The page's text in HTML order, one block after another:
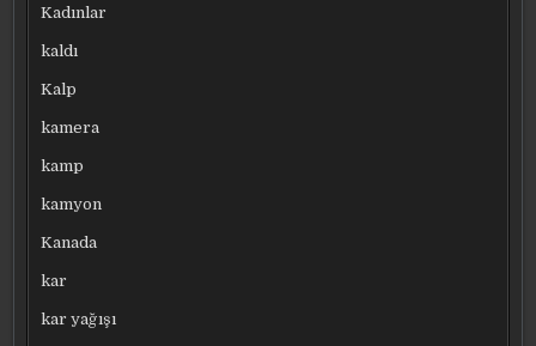
Kadınlar
kaldı
Kalp
kamera
kamp
kamyon
Kanada
kar
kar yağışı